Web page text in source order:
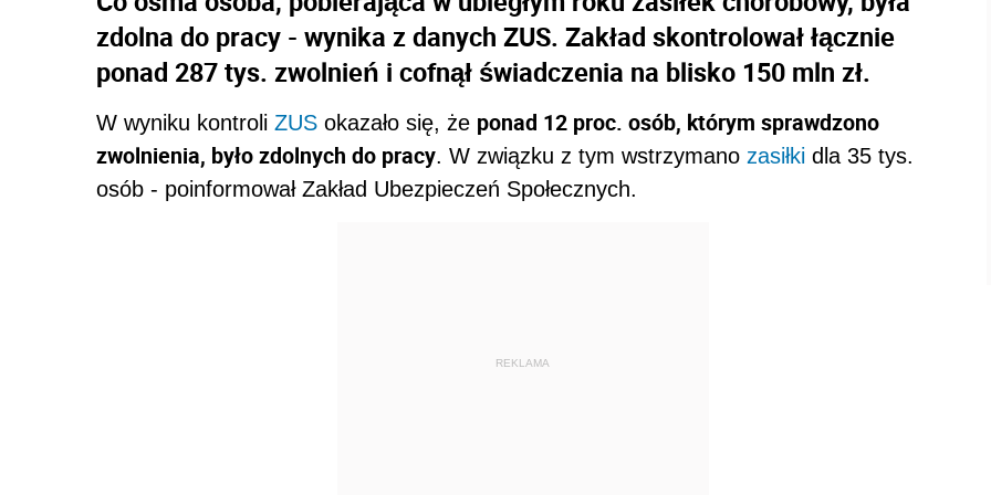
zdolna do pracy - wynika z danych ZUS. Zakład skontrolował łącznie
ponad 287 tys. zwolnień i cofnął świadczenia na blisko 150 mln zł.
W wyniku kontroli ZUS okazało się, że ponad 12 proc. osób, którym sprawdzono
zwolnienia, było zdolnych do pracy. W związku z tym wstrzymano zasiłki dla 35 tys.
osób - poinformował Zakład Ubezpieczeń Społecznych.
REKLAMA